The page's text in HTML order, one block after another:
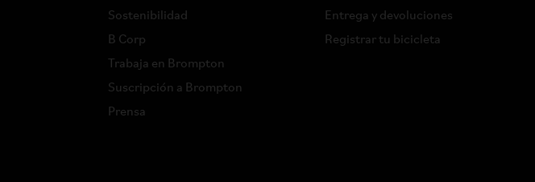
Sostenibilidad
B Corp
Trabaja en Brompton
Suscripción a Brompton
Prensa
Entrega y devoluciones
Registrar tu bicicleta